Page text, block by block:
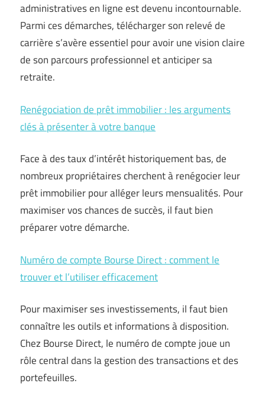
administratives en ligne est devenu incontournable.
Parmi ces démarches, télécharger son relevé de
carrière s’avère essentiel pour avoir une vision claire
de son parcours professionnel et anticiper sa
retraite.
Renégociation de prêt immobilier : les arguments
clés à présenter à votre banque
Face à des taux d’intérêt historiquement bas, de
nombreux propriétaires cherchent à renégocier leur
prêt immobilier pour alléger leurs mensualités. Pour
maximiser vos chances de succès, il faut bien
préparer votre démarche.
Numéro de compte Bourse Direct : comment le
trouver et l’utiliser efficacement
Pour maximiser ses investissements, il faut bien
connaître les outils et informations à disposition.
Chez Bourse Direct, le numéro de compte joue un
rôle central dans la gestion des transactions et des
portefeuilles.